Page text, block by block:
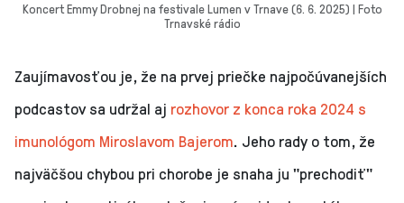
Koncert Emmy Drobnej na festivale Lumen v Trnave (6. 6. 2025) | Foto
Trnavské rádio
Zaujímavosťou je, že na prvej priečke najpočúvanejších
podcastov sa udržal aj rozhovor z konca roka 2024 s
imunológom Miroslavom Bajerom. Jeho rady o tom, že
najväčšou chybou pri chorobe je snaha ju "prechodiť"